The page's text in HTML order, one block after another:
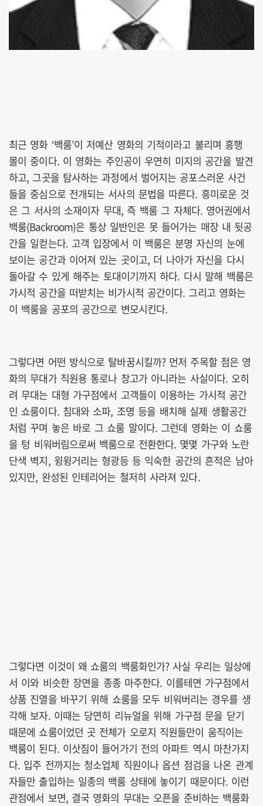
최근 영화 ‘백룸’이 저예산 영화의 기적이라고 불리며 흥행
몰이 중이다. 이 영화는 주인공이 우연히 미지의 공간을 발견
하고, 그곳을 탐사하는 과정에서 벌어지는 공포스러운 사건
들을 중심으로 전개되는 서사의 문법을 따른다. 흥미로운 것
은 그 서사의 소재이자 무대, 즉 백룸 그 자체다. 영어권에서
백룸(Backroom)은 통상 일반인은 못 들어가는 매장 내 뒷공
간을 일컫는다. 고객 입장에서 이 백룸은 분명 자신의 눈에
보이는 공간과 이어져 있는 곳이고, 더 나아가 자신을 다시
돌아갈 수 있게 해주는 토대이기까지 하다. 다시 말해 백룸은
가시적 공간을 떠받치는 비가시적 공간이다. 그리고 영화는
이 백룸을 공포의 공간으로 변모시킨다.
그렇다면 어떤 방식으로 탈바꿈시킬까? 먼저 주목할 점은 영
화의 무대가 직원용 통로나 창고가 아니라는 사실이다. 오히
려 무대는 대형 가구점에서 고객들이 이용하는 가시적 공간
인 쇼룸이다. 침대와 소파, 조명 등을 배치해 실제 생활공간
처럼 꾸며 놓은 바로 그 쇼룸 말이다. 그런데 영화는 이 쇼룸
을 텅 비워버림으로써 백룸으로 전환한다. 몇몇 가구와 노란
단색 벽지, 윙윙거리는 형광등 등 익숙한 공간의 흔적은 남아
있지만, 완성된 인테리어는 철저히 사라져 있다.
그렇다면 이것이 왜 쇼룸의 백룸화인가? 사실 우리는 일상에
서 이와 비슷한 장면을 종종 마주한다. 이를테면 가구점에서
상품 진열을 바꾸기 위해 쇼룸을 모두 비워버리는 경우를 생
각해 보자. 이때는 당연히 리뉴얼을 위해 가구점 문을 닫기
때문에 쇼룸이었던 곳 전체가 오로지 직원들만이 움직이는
백룸이 된다. 이삿짐이 들어가기 전의 아파트 역시 마찬가지
다. 입주 전까지는 청소업체 직원이나 옵션 점검을 나온 관계
자들만 출입하는 일종의 백룸 상태에 놓이기 때문이다. 이런
관점에서 보면, 결국 영화의 무대는 오픈을 준비하는 백룸화